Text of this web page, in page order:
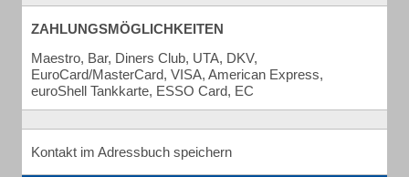
ZAHLUNGSMÖGLICHKEITEN
Maestro, Bar, Diners Club, UTA, DKV,
EuroCard/MasterCard, VISA, American Express,
euroShell Tankkarte, ESSO Card, EC
Kontakt im Adressbuch speichern